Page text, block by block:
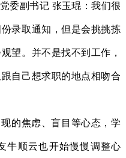
委副书记 张玉琨：我们很
录取通知，但是会挑挑拣
望。并不是找不到工作，
自己想求职的地点相吻合
的焦虑、盲目等心态，学
牛顺云也开始慢慢调整心